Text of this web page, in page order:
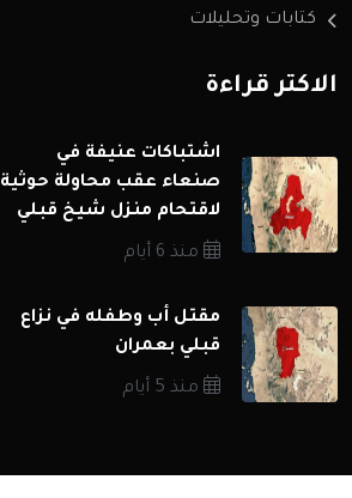
كتابات وتحليلات
الاكثر قراءة
اشتباكات عنيفة في
صنعاء عقب محاولة حوثية
لاقتحام منزل شيخ قبلي
منذ 6 أيام
مقتل أب وطفله في نزاع
قبلي بعمران
منذ 5 أيام